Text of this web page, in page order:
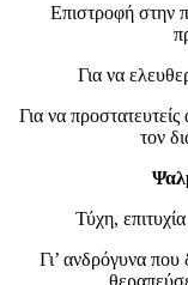
Επιστροφή στην
Για να
Για να
τον
Τύχη,
Γι’ ανδρόγυνα που